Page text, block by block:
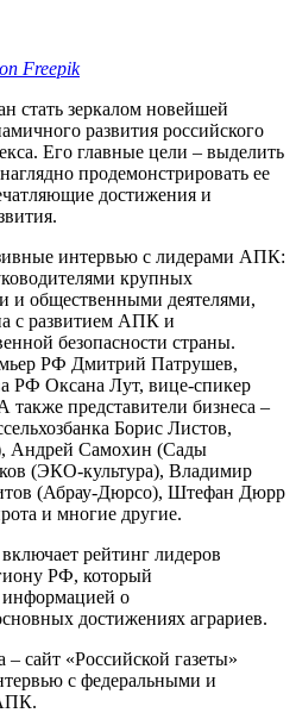
Freepik
стать зеркалом новейшей
развития российского
Его главные цели – выделить
продемонстрировать ее
достижения и
интервью с лидерами АПК:
крупных
и общественными деятелями,
с развитием АПК и
безопасности страны.
РФ Дмитрий Патрушев,
РФ Оксана Лут, вице-спикер
представители бизнеса –
Борис Листов,
Андрей Самохин (Сады
(ЭКО-культура), Владимир
(Абрау-Дюрсо), Штефан Дюрр
и многие другие.
рейтинг лидеров
РФ, который
информацией о
достижениях аграриев.
сайт «Российской газеты»
с федеральными и